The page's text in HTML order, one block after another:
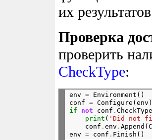
их
Проверка
проверить
CheckType:
env = Environment()
conf = Configure(env)
if
not conf .
print ( 'Did not
    conf
. env .
env = conf .